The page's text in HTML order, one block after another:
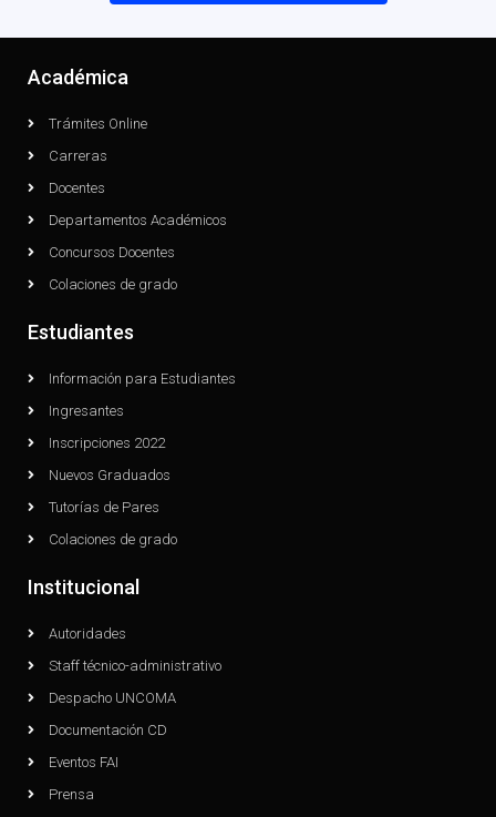
Académica
Trámites Online
Carreras
Docentes
Departamentos Académicos
Concursos Docentes
Colaciones de grado
Estudiantes
Información para Estudiantes
Ingresantes
Inscripciones 2022
Nuevos Graduados
Tutorías de Pares
Colaciones de grado
Institucional
Autoridades
Staff técnico-administrativo
Despacho UNCOMA
Documentación CD
Eventos FAI
Prensa